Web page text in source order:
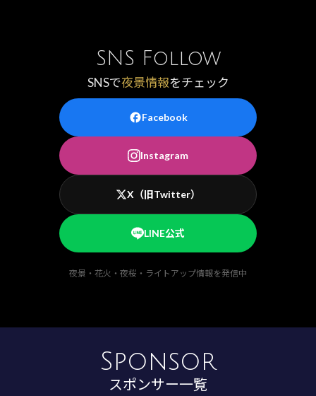
SNS Follow
SNSで夜景情報をチェック
Facebook
Instagram
X（旧Twitter）
LINE公式
夜景・花火・夜桜・ライトアップ情報を発信中
Sponsor
スポンサー一覧